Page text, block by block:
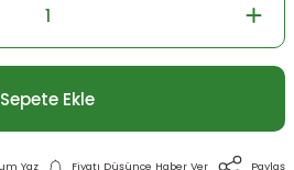
Sepete Ekle